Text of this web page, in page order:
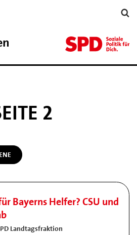
2
Bayerns Helfer? CSU und
Landtagsfraktion